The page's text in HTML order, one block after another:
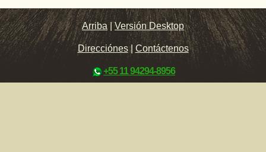
Arriba |Versión Desktop
Direcciónes| Contáctenos
+55 11 94294-8956